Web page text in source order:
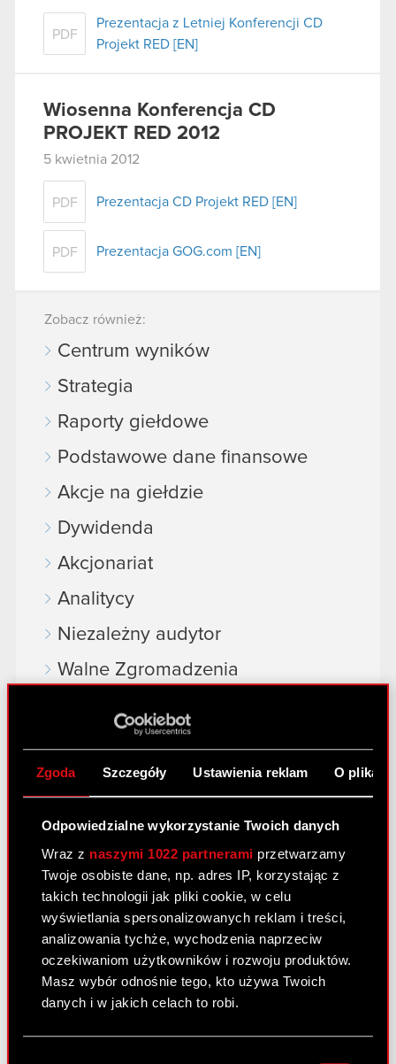
Zgoda Szczegóły Ustawienia reklam O
Odpowiedzialne wykorzystanie Twoich danych
Wraz z naszymi 1022 partnerami przetwarzamy
Twoje osobiste dane, np. adres IP, korzystając z
takich technologii jak pliki cookie, w celu
wyświetlania spersonalizowanych reklam i treści,
analizowania tychże, wychodzenia naprzeciw
oczekiwaniom użytkowników i rozwoju produktów.
Masz wybór odnośnie tego, kto używa Twoich
danych i w jakich celach to robi.
PDF
Prezentacja z Letniej Konferencji CD
Projekt RED [EN]
Wiosenna Konferencja CD
PROJEKT RED 2012
5 kwietnia 2012
PDF Prezentacja CD Projekt RED [EN]
PDF Prezentacja GOG.com [EN]
Zobacz również:
Centrum wyników
Strategia
Raporty giełdowe
Podstawowe dane finansowe
Akcje na giełdzie
Dywidenda
Akcjonariat
Analitycy
Niezależny audytor
Walne Zgromadzenia
organów
Okresy zamknięte
Kalendarz inwestora
FAQ
Przydatne linki
Kontakt IR
Dowiedz się więcej:
thewitcher.com
cyberpunk.net